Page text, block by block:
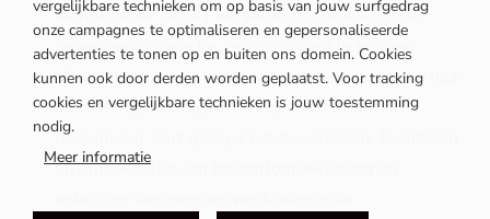
worden door OOMT verwerkt om uitvoering te
geven aan deze actie, om de prijzen te kunnen
uitreiken en in het kader van het aanbieden van haar
diensten bij het nastreven van haar statutaire
doeleinden, kort gezegd het bevorderen, faciliteren
en ontwikkelen van (talent)ontwikkeling en
vergelijkbare technieken om op basis van jouw surfgedrag
onze campagnes te optimaliseren en gepersonaliseerde
advertenties te tonen op en buiten ons domein. Cookies
kunnen ook door derden worden geplaatst. Voor tracking
cookies en vergelijkbare technieken is jouw toestemming
nodig.
Meer informatie